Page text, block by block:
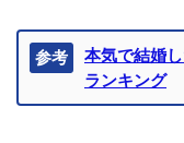
参考
本気で結婚
ランキング